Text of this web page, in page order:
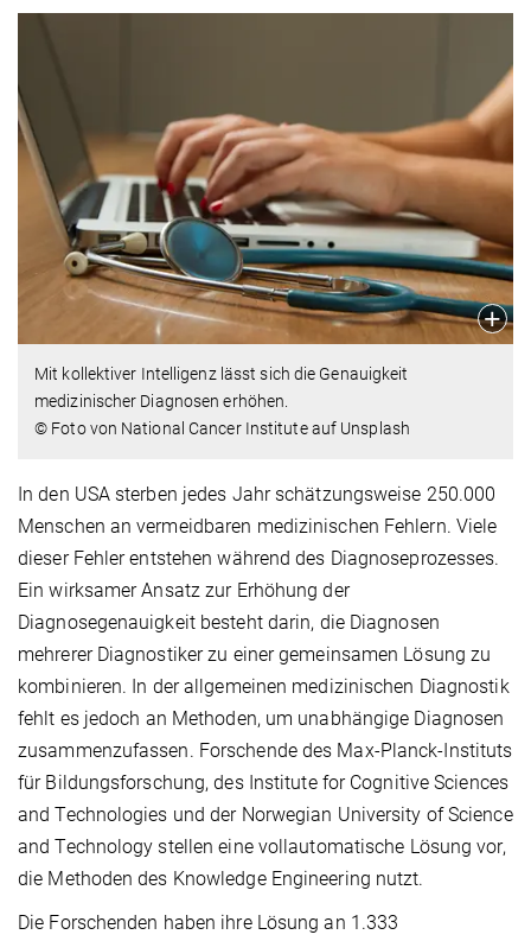
Mit kollektiver Intelligenz lässt sich die Genauigkeit
medizinischer Diagnosen erhöhen.
© Foto von National Cancer Institute auf Unsplash
In den USA sterben jedes Jahr schätzungsweise 250.000
Menschen an vermeidbaren medizinischen Fehlern. Viele
dieser Fehler entstehen während des Diagnoseprozesses.
Ein wirksamer Ansatz zur Erhöhung der
Diagnosegenauigkeit besteht darin, die Diagnosen
mehrerer Diagnostiker zu einer gemeinsamen Lösung zu
kombinieren. In der allgemeinen medizinischen Diagnostik
fehlt es jedoch an Methoden, um unabhängige Diagnosen
zusammenzufassen. Forschende des Max-Planck-Instituts
für Bildungsforschung, des Institute for Cognitive Sciences
and Technologies und der Norwegian University of Science
and Technology stellen eine vollautomatische Lösung vor,
die Methoden des Knowledge Engineering nutzt.
Die Forschenden haben ihre Lösung an 1.333